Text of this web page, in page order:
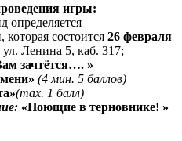
игры:
определяется
состоится 26 февраля
ул. Ленина 5, каб. 317;
зачтётся…. »
(4 мин. 5 баллов)
»(max. 1 балл)
«Поющие в терновнике! »